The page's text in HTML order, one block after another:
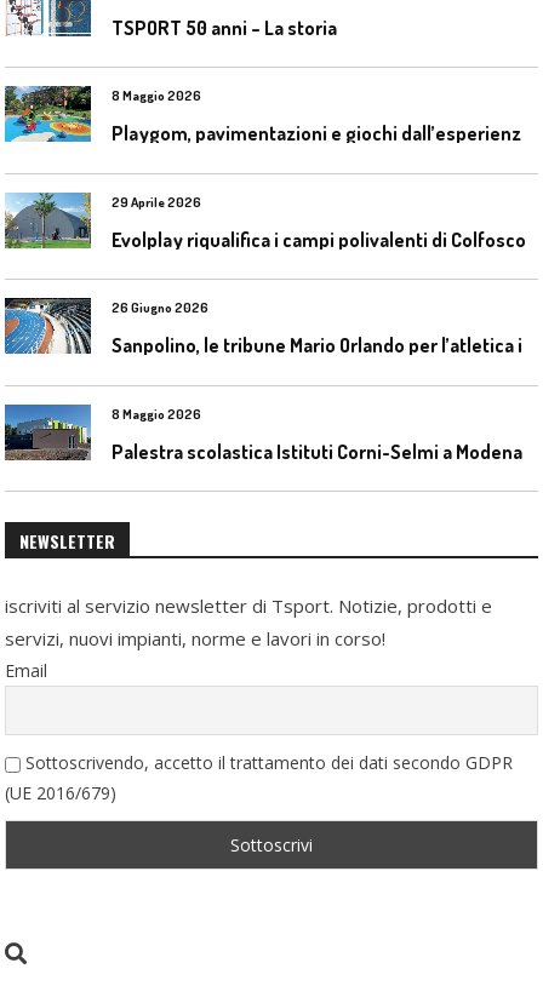
TSPORT 50 anni – La storia
8 Maggio 2026
29 Aprile 2026
Evolplay riqualifica i campi polivalenti di Colfosco
26 Giugno 2026
8 Maggio 2026
Palestra scolastica Istituti Corni-Selmi a Modena
NEWSLETTER
iscriviti al servizio newsletter di Tsport. Notizie, prodotti e
servizi, nuovi impianti, norme e lavori in corso!
Email
Sottoscrivendo, accetto il trattamento dei dati secondo GDPR
(UE 2016/679)